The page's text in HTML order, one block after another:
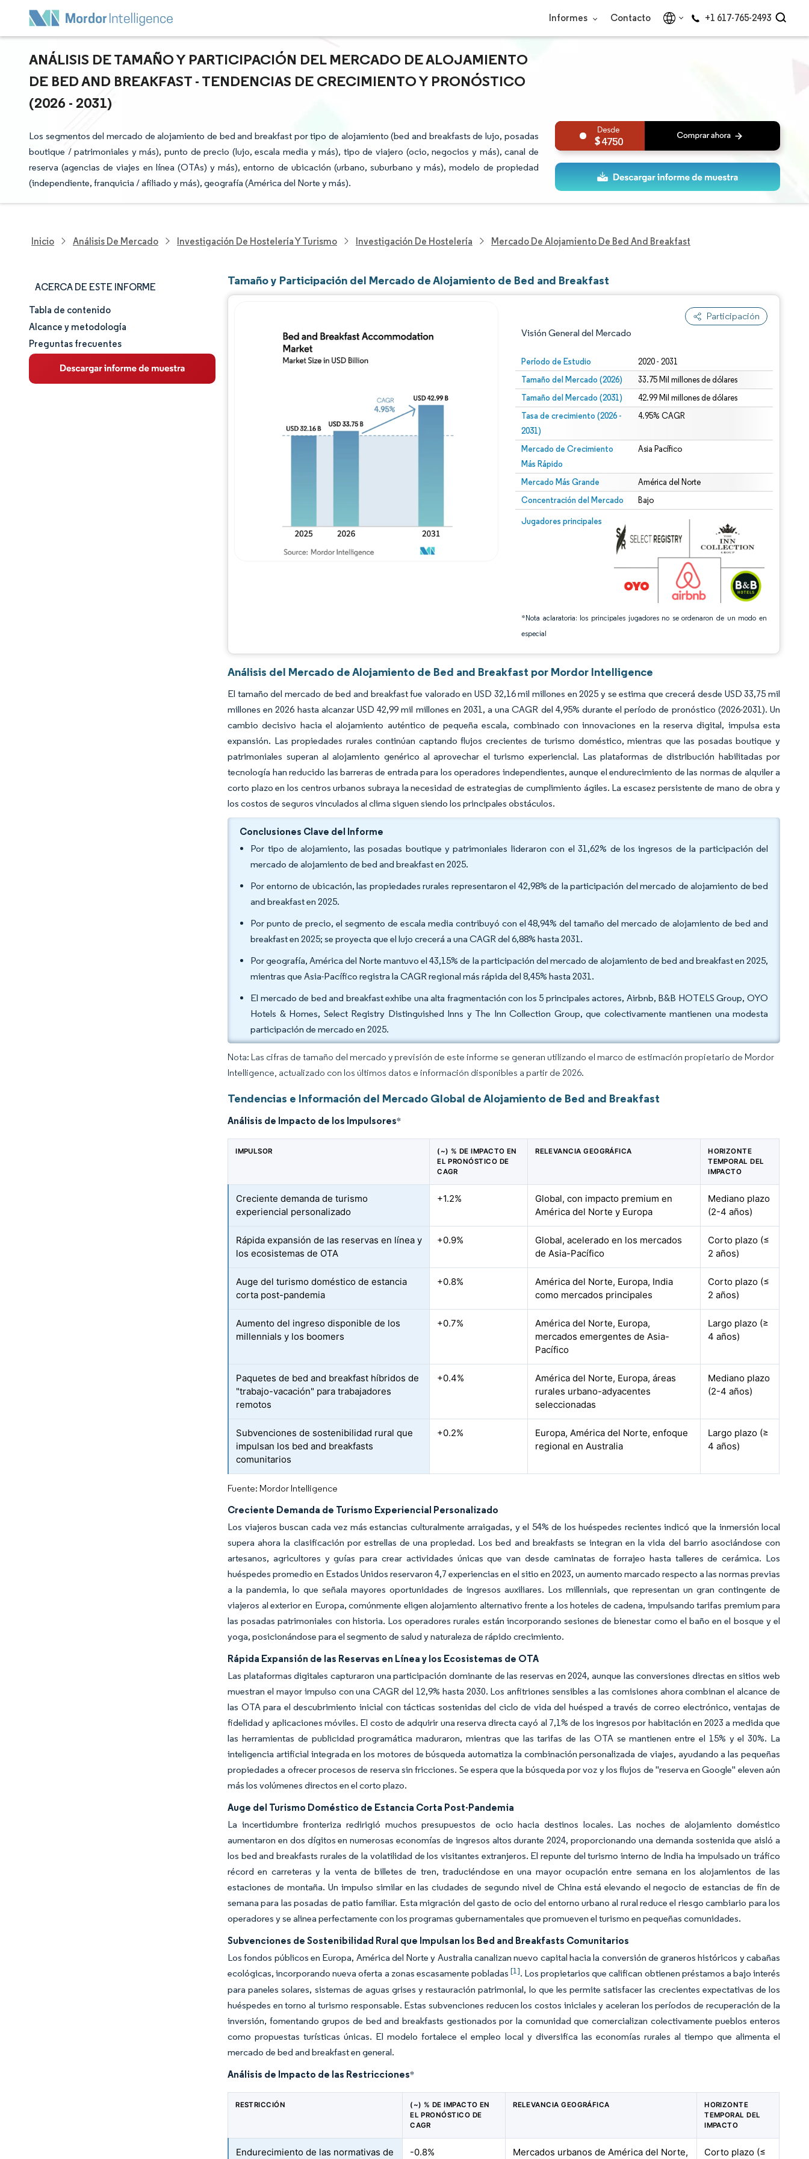
Informes Contacto +1 617-765-2493
ANÁLISIS DE TAMAÑO Y PARTICIPACIÓN DEL MERCADO DE ALOJAMIENTO
DE BED AND BREAKFAST - TENDENCIAS DE CRECIMIENTO Y PRONÓSTICO
(2026 - 2031)
Los segmentos del mercado de alojamiento de bed and breakfast por tipo de alojamiento (bed and breakfasts de lujo, posadas
boutique / patrimoniales y más), punto de precio (lujo, escala media y más), tipo de viajero (ocio, negocios y más), canal de
reserva (agencias de viajes en línea (OTAs) y más), entorno de ubicación (urbano, suburbano y más), modelo de propiedad
(independiente, franquicia / afiliado y más), geografía (América del Norte y más).
4750
Inicio Análisis De Mercado Investigación De Hostelería Y Turismo Investigación De Hostelería Mercado De Alojamiento De Bed And Breakfast
ACERCA DE ESTE INFORME
Tamaño y cuota de mercado
Análisis de mercado
Tendencias e ideas
Tabla de contenido
Alcance y metodología
Preguntas frecuentes
Tamaño y Participación del Mercado de Alojamiento de Bed and Breakfast
Participación
Visión General del Mercado
Período de Estudio 2020 - 2031
Tamaño del Mercado (2026) 33.75 Mil millones de dólares
Tamaño del Mercado (2031) 42.99 Mil millones de dólares
Tasa de crecimiento (2026 -
2031)
4.95% CAGR
Mercado de Crecimiento
Más Rápido
Asia Pacífico
Mercado Más Grande América del Norte
Concentración del Mercado Bajo
Jugadores principales
*Nota aclaratoria: los principales jugadores no se ordenaron de un modo en
especial
Imagen © Mordor Intelligence. El uso requiere atribución según CC BY 4.0.
Imagen © Mordor Intelligence. El uso requiere atribución según CC BY 4.0.
Análisis del Mercado de Alojamiento de Bed and Breakfast por Mordor Intelligence
El tamaño del mercado de bed and breakfast fue valorado en USD 32,16 mil millones en 2025 y se estima que crecerá desde USD 33,75 mil
millones en 2026 hasta alcanzar USD 42,99 mil millones en 2031, a una CAGR del 4,95% durante el período de pronóstico (2026-2031). Un
cambio decisivo hacia el alojamiento auténtico de pequeña escala, combinado con innovaciones en la reserva digital, impulsa esta
expansión. Las propiedades rurales continúan captando flujos crecientes de turismo doméstico, mientras que las posadas boutique y
patrimoniales superan al alojamiento genérico al aprovechar el turismo experiencial. Las plataformas de distribución habilitadas por
tecnología han reducido las barreras de entrada para los operadores independientes, aunque el endurecimiento de las normas de alquiler a
corto plazo en los centros urbanos subraya la necesidad de estrategias de cumplimiento ágiles. La escasez persistente de mano de obra y
los costos de seguros vinculados al clima siguen siendo los principales obstáculos.
Conclusiones Clave del Informe
Por tipo de alojamiento, las posadas boutique y patrimoniales lideraron con el 31,62% de los ingresos de la participación del
mercado de alojamiento de bed and breakfast en 2025.
Por entorno de ubicación, las propiedades rurales representaron el 42,98% de la participación del mercado de alojamiento de bed
and breakfast en 2025.
Por punto de precio, el segmento de escala media contribuyó con el 48,94% del tamaño del mercado de alojamiento de bed and
breakfast en 2025; se proyecta que el lujo crecerá a una CAGR del 6,88% hasta 2031.
Por geografía, América del Norte mantuvo el 43,15% de la participación del mercado de alojamiento de bed and breakfast en 2025,
mientras que Asia-Pacífico registra la CAGR regional más rápida del 8,45% hasta 2031.
El mercado de bed and breakfast exhibe una alta fragmentación con los 5 principales actores, Airbnb, B&B HOTELS Group, OYO
Hotels & Homes, Select Registry Distinguished Inns y The Inn Collection Group, que colectivamente mantienen una modesta
participación de mercado en 2025.
Nota: Las cifras de tamaño del mercado y previsión de este informe se generan utilizando el marco de estimación propietario de Mordor
Intelligence, actualizado con los últimos datos e información disponibles a partir de 2026.
Tendencias e Información del Mercado Global de Alojamiento de Bed and Breakfast
Análisis de Impacto de los Impulsores*
IMPULSOR
(~) % DE IMPACTO EN
EL PRONÓSTICO DE
CAGR
RELEVANCIA GEOGRÁFICA
HORIZONTE
TEMPORAL DEL
IMPACTO
Creciente demanda de turismo
experiencial personalizado
+1.2%
Global, con impacto premium en
América del Norte y Europa
Mediano plazo
(2-4 años)
Rápida expansión de las reservas en línea y
los ecosistemas de OTA
+0.9%
Global, acelerado en los mercados
de Asia-Pacífico
Corto plazo (≤
2 años)
Auge del turismo doméstico de estancia
corta post-pandemia
+0.8%
América del Norte, Europa, India
como mercados principales
Corto plazo (≤
2 años)
Aumento del ingreso disponible de los
millennials y los boomers
+0.7%
América del Norte, Europa,
mercados emergentes de Asia-
Pacífico
Largo plazo (≥
4 años)
Paquetes de bed and breakfast híbridos de
"trabajo-vacación" para trabajadores
remotos
+0.4%
América del Norte, Europa, áreas
rurales urbano-adyacentes
seleccionadas
Mediano plazo
(2-4 años)
Subvenciones de sostenibilidad rural que
impulsan los bed and breakfasts
comunitarios
+0.2%
Europa, América del Norte, enfoque
regional en Australia
Largo plazo (≥
4 años)
Fuente: Mordor Intelligence
Creciente Demanda de Turismo Experiencial Personalizado
Los viajeros buscan cada vez más estancias culturalmente arraigadas, y el 54% de los huéspedes recientes indicó que la inmersión local
supera ahora la clasificación por estrellas de una propiedad. Los bed and breakfasts se integran en la vida del barrio asociándose con
artesanos, agricultores y guías para crear actividades únicas que van desde caminatas de forrajeo hasta talleres de cerámica. Los
huéspedes promedio en Estados Unidos reservaron 4,7 experiencias en el sitio en 2023, un aumento marcado respecto a las normas previas
a la pandemia, lo que señala mayores oportunidades de ingresos auxiliares. Los millennials, que representan un gran contingente de
viajeros al exterior en Europa, comúnmente eligen alojamiento alternativo frente a los hoteles de cadena, impulsando tarifas premium para
las posadas patrimoniales con historia. Los operadores rurales están incorporando sesiones de bienestar como el baño en el bosque y el
yoga, posicionándose para el segmento de salud y naturaleza de rápido crecimiento.
Rápida Expansión de las Reservas en Línea y los Ecosistemas de OTA
Las plataformas digitales capturaron una participación dominante de las reservas en 2024, aunque las conversiones directas en sitios web
muestran el mayor impulso con una CAGR del 12,9% hasta 2030. Los anfitriones sensibles a las comisiones ahora combinan el alcance de
las OTA para el descubrimiento inicial con tácticas sostenidas del ciclo de vida del huésped a través de correo electrónico, ventajas de
fidelidad y aplicaciones móviles. El costo de adquirir una reserva directa cayó al 7,1% de los ingresos por habitación en 2023 a medida que
las herramientas de publicidad programática maduraron, mientras que las tarifas de las OTA se mantienen entre el 15% y el 30%. La
inteligencia artificial integrada en los motores de búsqueda automatiza la combinación personalizada de viajes, ayudando a las pequeñas
propiedades a ofrecer procesos de reserva sin fricciones. Se espera que la búsqueda por voz y los flujos de "reserva en Google" eleven aún
más los volúmenes directos en el corto plazo.
Auge del Turismo Doméstico de Estancia Corta Post-Pandemia
La incertidumbre fronteriza redirigió muchos presupuestos de ocio hacia destinos locales. Las noches de alojamiento doméstico
aumentaron en dos dígitos en numerosas economías de ingresos altos durante 2024, proporcionando una demanda sostenida que aisló a
los bed and breakfasts rurales de la volatilidad de los visitantes extranjeros. El repunte del turismo interno de India ha impulsado un tráfico
récord en carreteras y la venta de billetes de tren, traduciéndose en una mayor ocupación entre semana en los alojamientos de las
estaciones de montaña. Un impulso similar en las ciudades de segundo nivel de China está elevando el negocio de estancias de fin de
semana para las posadas de patio familiar. Esta migración del gasto de ocio del entorno urbano al rural reduce el riesgo cambiario para los
operadores y se alinea perfectamente con los programas gubernamentales que promueven el turismo en pequeñas comunidades.
Subvenciones de Sostenibilidad Rural que Impulsan los Bed and Breakfasts Comunitarios
Los fondos públicos en Europa, América del Norte y Australia canalizan nuevo capital hacia la conversión de graneros históricos y cabañas
ecológicas, incorporando nueva oferta a zonas escasamente pobladas [1]. Los propietarios que califican obtienen préstamos a bajo interés
para paneles solares, sistemas de aguas grises y restauración patrimonial, lo que les permite satisfacer las crecientes expectativas de los
huéspedes en torno al turismo responsable. Estas subvenciones reducen los costos iniciales y aceleran los períodos de recuperación de la
inversión, fomentando grupos de bed and breakfasts gestionados por la comunidad que comercializan colectivamente pueblos enteros
como propuestas turísticas únicas. El modelo fortalece el empleo local y diversifica las economías rurales al tiempo que alimenta el
mercado de bed and breakfast en general.
Análisis de Impacto de las Restricciones*
RESTRICCIÓN
(~) % DE IMPACTO EN
EL PRONÓSTICO DE
CAGR
RELEVANCIA GEOGRÁFICA
HORIZONTE
TEMPORAL DEL
IMPACTO
Endurecimiento de las normativas de -0.8% Mercados urbanos de América del Norte, Corto plazo (≤